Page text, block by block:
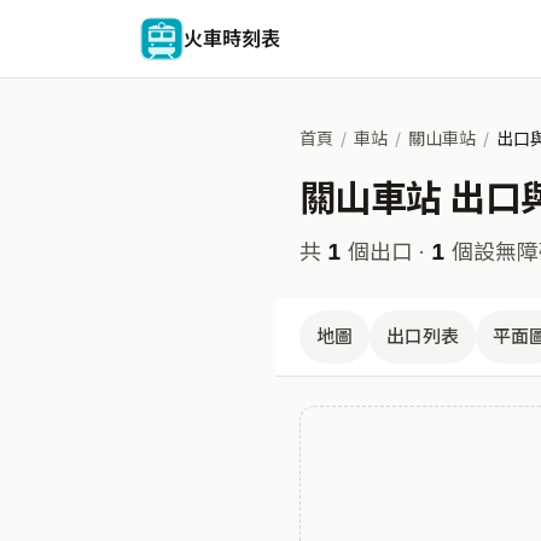
火車時刻表
首頁 / 車站 / 關山車站 / 出口
關山車站 出口
共 1 個出口 · 1 個設無
地圖 出口列表 平面